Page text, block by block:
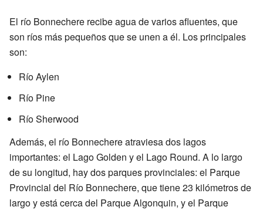
El río Bonnechere recibe agua de varios afluentes, que
son ríos más pequeños que se unen a él. Los principales
son:
Río Aylen
Río Pine
Río Sherwood
Además, el río Bonnechere atraviesa dos lagos
importantes: el Lago Golden y el Lago Round. A lo largo
de su longitud, hay dos parques provinciales: el Parque
Provincial del Río Bonnechere, que tiene 23 kilómetros de
largo y está cerca del Parque Algonquin, y el Parque